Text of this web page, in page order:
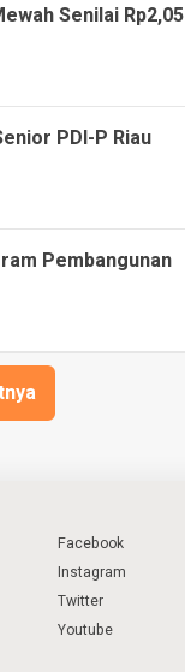
Senilai Rp2,05
PDI-P Riau
Pembangunan
Facebook
Instagram
Twitter
Youtube